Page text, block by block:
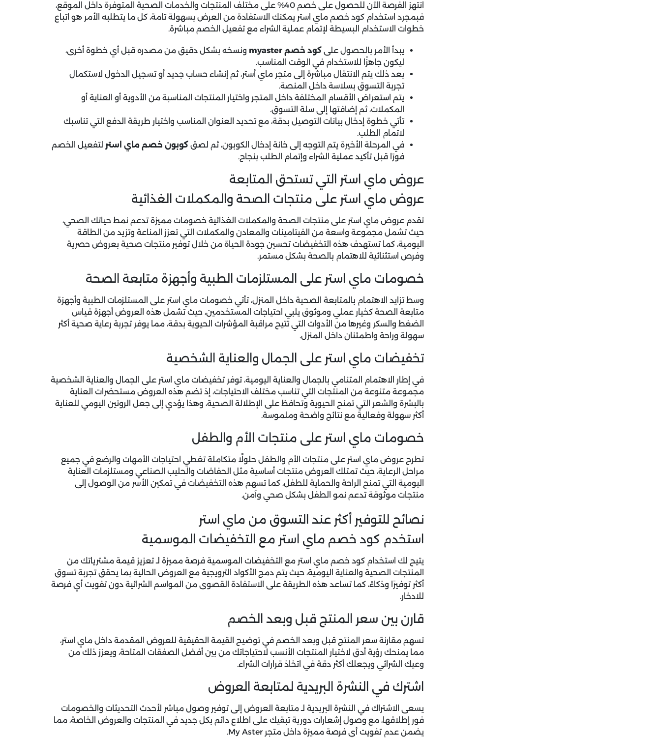
انتهز الفرصة الآن للحصول على خصم 40% على مختلف المنتجات والخدمات الصحية المتوفرة داخل الموقع،
فبمجرد استخدام كود خصم ماي استر يمكنك الاستفادة من العرض بسهولة تامة، كل ما يتطلبه الأمر هو اتباع
خطوات الاستخدام البسيطة لإتمام عملية الشراء مع تفعيل الخصم مباشرة.
يبدأ الأمر بالحصول على كود خصم myaster
ونسخه بشكل دقيق من مصدره قبل أي خطوة أخرى،
ليكون جاهزًا للاستخدام في الوقت المناسب.
بعد ذلك يتم الانتقال مباشرة إلى متجر ماي أستر، ثم إنشاء حساب جديد أو تسجيل الدخول لاستكمال
تجربة التسوق بسلاسة داخل المنصة.
يتم استعراض الأقسام المختلفة داخل المتجر واختيار المنتجات المناسبة من الأدوية أو العناية أو
المكملات، ثم إضافتها إلى سلة التسوق.
تأتي خطوة إدخال بيانات التوصيل بدقة، مع تحديد العنوان المناسب واختيار طريقة الدفع التي تناسبك
لاتمام الطلب.
في المرحلة الأخيرة يتم التوجه إلى خانة إدخال الكوبون، ثم لصق كوبون خصم ماي استر لتفعيل الخصم
فورًا قبل تأكيد عملية الشراء وإتمام الطلب بنجاح.
عروض ماي استر التي تستحق المتابعة
عروض ماي استر على منتجات الصحة والمكملات الغذائية
تقدم عروض ماي استر على منتجات الصحة والمكملات الغذائية خصومات مميزة تدعم نمط حياتك الصحي،
حيث تشمل مجموعة واسعة من الفيتامينات والمعادن والمكملات التي تعزز المناعة وتزيد من الطاقة
اليومية، كما تستهدف هذه التخفيضات تحسين جودة الحياة من خلال توفير منتجات صحية بعروض حصرية
وفرص استثنائية للاهتمام بالصحة بشكل مستمر.
خصومات ماي استر على المستلزمات الطبية وأجهزة متابعة الصحة
وسط تزايد الاهتمام بالمتابعة الصحية داخل المنزل، تأتي خصومات ماي استر على المستلزمات الطبية وأجهزة
متابعة الصحة كخيار عملي وموثوق يلبي احتياجات المستخدمين، حيث تشمل هذه العروض أجهزة قياس
الضغط والسكر وغيرها من الأدوات التي تتيح مراقبة المؤشرات الحيوية بدقة، مما يوفر تجربة رعاية صحية أكثر
سهولة وراحة واطمئنان داخل المنزل.
تخفيضات ماي استر على الجمال والعناية الشخصية
في إطار الاهتمام المتنامي بالجمال والعناية اليومية، توفر تخفيضات ماي استر على الجمال والعناية الشخصية
مجموعة متنوعة من المنتجات التي تناسب مختلف الاحتياجات، إذ تضم هذه العروض مستحضرات العناية
بالبشرة والشعر التي تمنح الحيوية وتحافظ على الإطلالة الصحية، وهذا يؤدي إلى جعل الروتين اليومي للعناية
أكثر سهولة وفعالية مع نتائج واضحة وملموسة.
خصومات ماي استر على منتجات الأم والطفل
تطرح عروض ماي استر على منتجات الأم والطفل حلولًا متكاملة تغطي احتياجات الأمهات والرضع في جميع
مراحل الرعاية، حيث تمتلك العروض منتجات أساسية مثل الحفاضات والحليب الصناعي ومستلزمات العناية
اليومية التي تمنح الراحة والحماية للطفل، كما تسهم هذه التخفيضات في تمكين الأسر من الوصول إلى
منتجات موثوقة تدعم نمو الطفل بشكل صحي وآمن.
نصائح للتوفير أكثر عند التسوق من ماي استر
استخدم كود خصم ماي استر مع التخفيضات الموسمية
يتيح لك استخدام كود خصم ماي استر مع التخفيضات الموسمية فرصة مميزة لـ تعزيز قيمة مشترياتك من
المنتجات الصحية والعناية اليومية، حيث يتم دمج الأكواد الترويجية مع العروض الحالية بما يحقق تجربة تسوق
أكثر توفيرًا وذكاءً، كما تساعد هذه الطريقة على الاستفادة القصوى من المواسم الشرائية دون تفويت أي فرصة
للادخار.
قارن بين سعر المنتج قبل وبعد الخصم
تسهم مقارنة سعر المنتج قبل وبعد الخصم في توضيح القيمة الحقيقية للعروض المقدمة داخل ماي استر،
مما يمنحك رؤية أدق لاختيار المنتجات الأنسب لاحتياجاتك من بين أفضل الصفقات المتاحة، ويعزز ذلك من
وعيك الشرائي ويجعلك أكثر دقة في اتخاذ قرارات الشراء.
اشترك في النشرة البريدية لمتابعة العروض
يسعى الاشتراك في النشرة البريدية لـ متابعة العروض إلى توفير وصول مباشر لأحدث التحديثات والخصومات
فور إطلاقها، مع وصول إشعارات دورية تبقيك على اطلاع دائم بكل جديد في المنتجات والعروض الخاصة، مما
يضمن عدم تفويت أي فرصة مميزة داخل متجر My Aster.